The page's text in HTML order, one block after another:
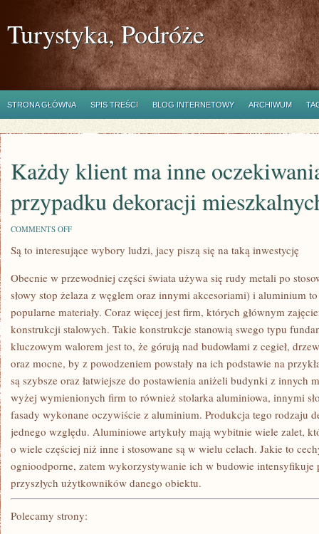
Turystyka, Podróże
STRONA GŁÓWNA SPIS TREŚCI BLOG INTERNETOWY ARCHIWUM
Każdy klient ma inne
przypadku dekoracji
COMMENTS OFFON
KLIENT
MA
OCZEKIWANIA,
TAKŻE
PRZYPADKU
DEKORACJI
MIESZKALNYCH
WNĘTRZ
Są to interesujące wybory ludzi, jacy piszą się na taką inwestycję
Obecnie w przewodniej części świata używa się rudy metali po
słowy stop żelaza z węglem oraz innymi akcesoriami) i aluminium
popularne materiały. Coraz więcej jest firm, których głównym
konstrukcji stalowych. Takie konstrukcje stanowią swego typu
kluczowym walorem jest to, że górują nad budowlami z cegieł,
oraz mocne, by z powodzeniem powstały na ich podstawie na
są szybsze oraz łatwiejsze do postawienia aniżeli budynki z innych
wyżej wymienionych firm to również stolarka aluminiowa, innymi
fasady wykonane oczywiście z aluminium. Produkcja tego rodzaju
jednego względu. Aluminiowe artykuły mają wybitnie wiele zalet,
o wiele częściej niż inne i stosowane są w wielu celach. Jakie to
ognioodporne, zatem wykorzystywanie ich w budowie intensyfikuje
przyszłych użytkowników danego obiektu.
Polecamy strony: